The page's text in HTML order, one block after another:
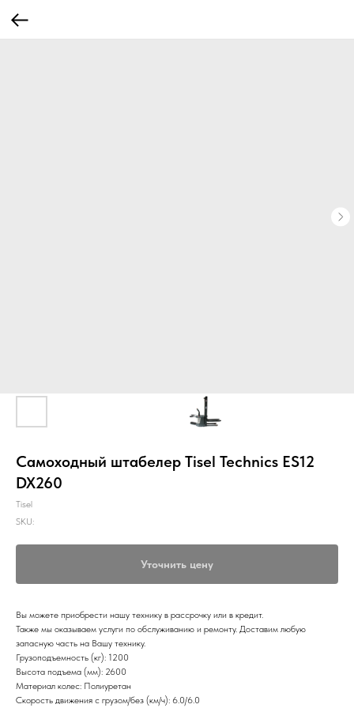
Самоходный штабелер Tisel Technics ES12
DX260
Tisel
SKU:
Уточнить цену
Вы можете приобрести нашу технику в рассрочку или в кредит.
Также мы оказываем услуги по обслуживанию и ремонту. Доставим любую
запасную часть на Вашу технику.
Грузоподъемность (кг): 1200
Высота подъема (мм): 2600
Материал колес: Полиуретан
Скорость движения с грузом/без (км/ч): 6.0/6.0